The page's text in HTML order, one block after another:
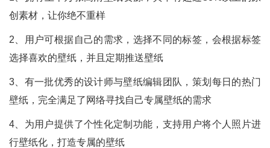
创素材，让你绝不重样
2、用户可根据自己的需求，选择不同的标签，会根据标签
选择喜欢的壁纸，并且定期推送壁纸
3、有一批优秀的设计师与壁纸编辑团队，策划每日的热门
壁纸，完全满足了网络寻找自己专属壁纸的需求
4、为用户提供了个性化定制功能，支持用户将个人照片进
行壁纸化，打造专属的壁纸